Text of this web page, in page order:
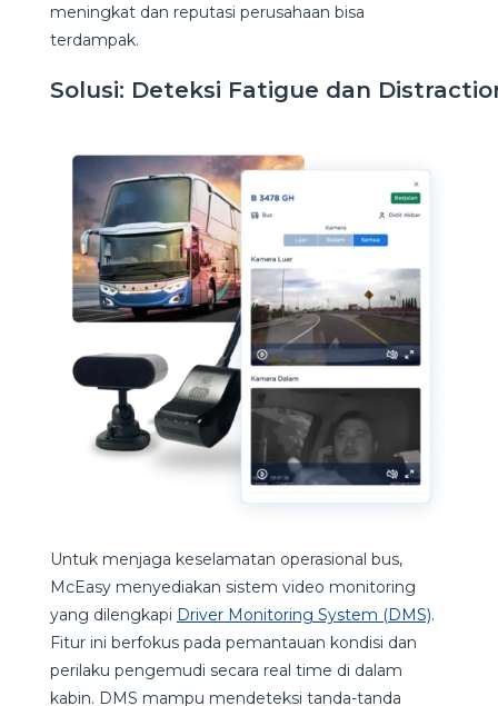
meningkat dan reputasi perusahaan bisa
terdampak.
Solusi: Deteksi Fatigue dan
Untuk menjaga keselamatan operasional bus,
McEasy menyediakan sistem video monitoring
yang dilengkapi Driver Monitoring System (DMS).
Fitur ini berfokus pada pemantauan kondisi dan
perilaku pengemudi secara real time di dalam
kabin. DMS mampu mendeteksi tanda-tanda